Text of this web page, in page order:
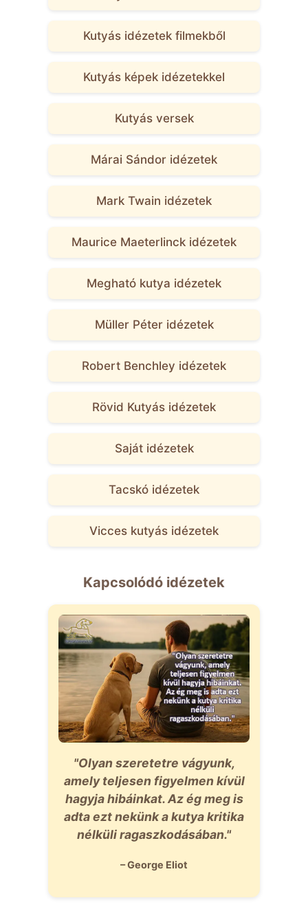
Kutyás idézetek filmekből
Kutyás képek idézetekkel
Kutyás versek
Márai Sándor idézetek
Mark Twain idézetek
Maurice Maeterlinck idézetek
Megható kutya idézetek
Müller Péter idézetek
Robert Benchley idézetek
Rövid Kutyás idézetek
Saját idézetek
Tacskó idézetek
Vicces kutyás idézetek
Kapcsolódó idézetek
"Olyan szeretetre vágyunk,
amely teljesen figyelmen kívül
hagyja hibáinkat. Az ég meg is
adta ezt nekünk a kutya kritika
nélküli ragaszkodásában."
– George Eliot